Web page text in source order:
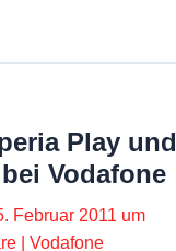
Play und
Vodafone
Februar 2011 um
Vodafone